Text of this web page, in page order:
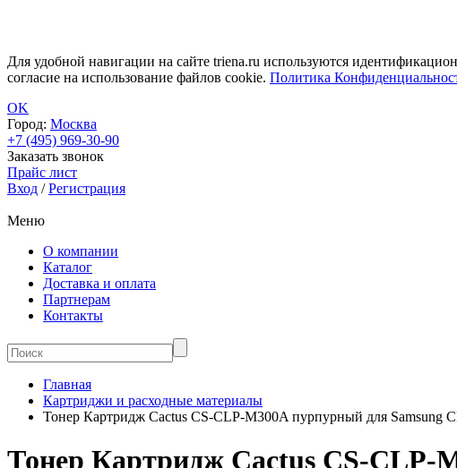
Для удобной навигации на сайте triena.ru используются
согласие на использование файлов cookie. Политика
OK
Город: Москва
+7 (495) 969-30-90
Заказать звонок
Прайс лист
Вход /Регистрация
Меню
О компании
Каталог
Доставка и оплата
Партнерам
Контакты
Главная
Картриджи и расходные материалы
Тонер Картридж Cactus CS-CLP-M300A пурпурный для Samsung
Тонер Картридж Cactus CS-CLP-